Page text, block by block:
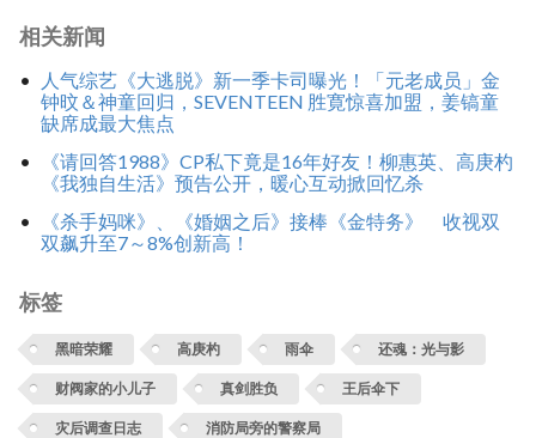
相关新闻
人气综艺《大逃脱》新一季卡司曝光！「元老成员」金
钟旼＆神童回归，SEVENTEEN 胜寛惊喜加盟，姜镐童
缺席成最大焦点
《请回答1988》CP私下竟是16年好友！柳惠英、高庚杓
《我独自生活》预告公开，暖心互动掀回忆杀
《杀手妈咪》、《婚姻之后》接棒《金特务》 收视双
双飙升至7～8%创新高！
标签
黑暗荣耀 高庚杓 雨伞 还魂：光与影
财阀家的小儿子 真剑胜负 王后伞下
灾后调查日志 消防局旁的警察局